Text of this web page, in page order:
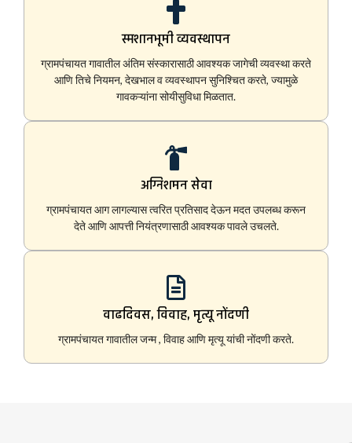
स्मशानभूमी व्यवस्थापन
ग्रामपंचायत गावातील अंतिम संस्कारासाठी आवश्यक जागेची व्यवस्था करते
आणि तिचे नियमन, देखभाल व व्यवस्थापन सुनिश्चित करते, ज्यामुळे
गावकऱ्यांना सोयीसुविधा मिळतात.
अग्निशमन सेवा
ग्रामपंचायत आग लागल्यास त्वरित प्रतिसाद देऊन मदत उपलब्ध करून
देते आणि आपत्ती नियंत्रणासाठी आवश्यक पावले उचलते.
वाढदिवस, विवाह, मृत्यू नोंदणी
ग्रामपंचायत गावातील जन्म , विवाह आणि मृत्यू यांची नोंदणी करते.